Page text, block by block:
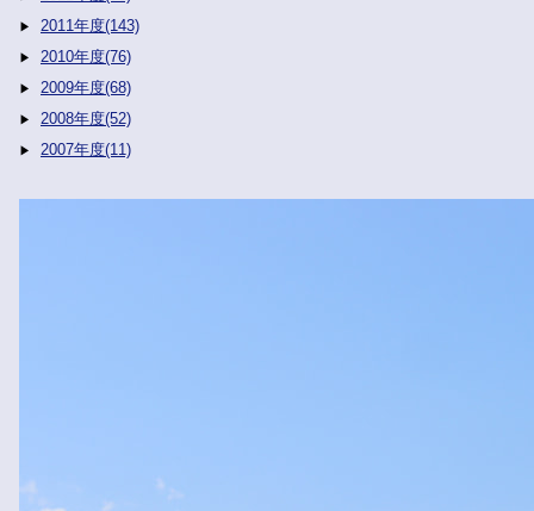
2011年度(143)
2010年度(76)
2009年度(68)
2008年度(52)
2007年度(11)